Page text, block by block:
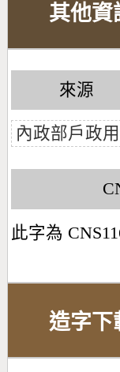
其他資
來源
內政部戶政
此字為
造字下